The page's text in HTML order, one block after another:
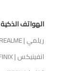
الهواتف الذكية
ريلمي | REALME
انفينيكس | INFINIX